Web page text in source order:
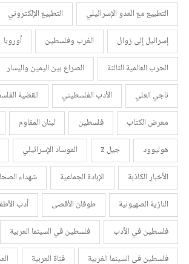
التطبيع مع العدو الإسرائيلي
التطبيع الإلكتروني
إسرائيل إلى زوال
الغرب وفلسطين
أوروبا
الحرب العالمية الثالثة
الصراع بين اليمين واليسار
ناجي العلي
الأدب الفلسطيني
القضية
معرض الكتاب
فلسطين لبنان المقاوم
هوليوود
جيل z الموساد الإسرائيلي
الأخبار الكاذبة
الإبادة الجماعية
شهداء
النازية الصهيونية
طوفان الأقصى
أدب
فلسطين في الأدب
فلسطين في السينما العربية
فلسطين في السينما الغربية
قناة العربية